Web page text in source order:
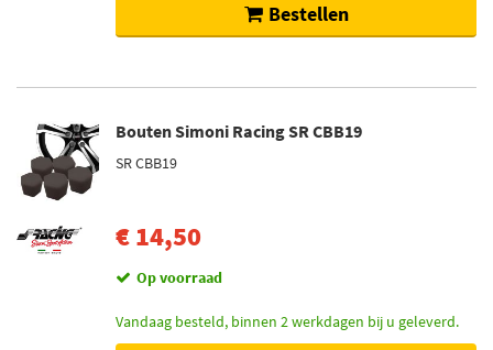
Bestellen
Bouten Simoni Racing SR CBB19
SR CBB19
€ 14,50
Op voorraad
Vandaag besteld, binnen 2 werkdagen bij u geleverd.